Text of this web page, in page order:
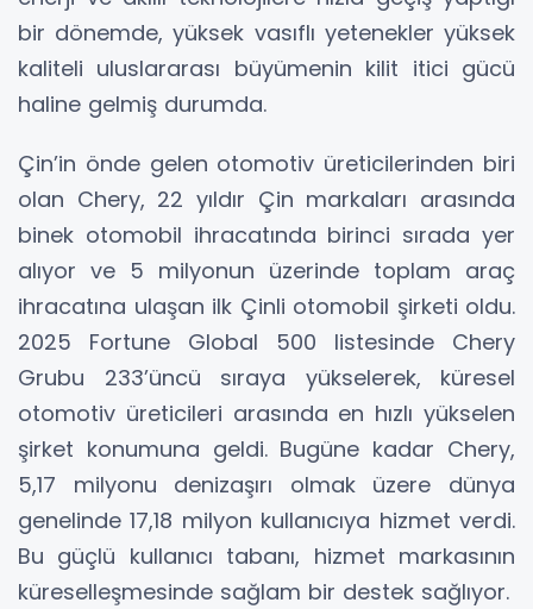
bir dönemde, yüksek vasıflı yetenekler yüksek
kaliteli uluslararası büyümenin kilit itici gücü
haline gelmiş durumda.
Çin’in önde gelen otomotiv üreticilerinden biri
olan Chery, 22 yıldır Çin markaları arasında
binek otomobil ihracatında birinci sırada yer
alıyor ve 5 milyonun üzerinde toplam araç
ihracatına ulaşan ilk Çinli otomobil şirketi oldu.
2025 Fortune Global 500 listesinde Chery
Grubu 233’üncü sıraya yükselerek, küresel
otomotiv üreticileri arasında en hızlı yükselen
şirket konumuna geldi. Bugüne kadar Chery,
5,17 milyonu denizaşırı olmak üzere dünya
genelinde 17,18 milyon kullanıcıya hizmet verdi.
Bu güçlü kullanıcı tabanı, hizmet markasının
küreselleşmesinde sağlam bir destek sağlıyor.